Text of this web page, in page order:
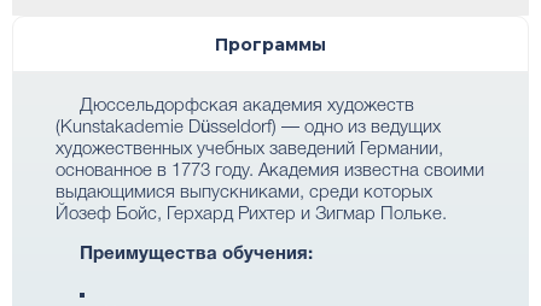
Программы
Дюссельдорфская академия художеств
(Kunstakademie Düsseldorf) — одно из ведущих
художественных учебных заведений Германии,
основанное в 1773 году. Академия известна своими
выдающимися выпускниками, среди которых
Йозеф Бойс, Герхард Рихтер и Зигмар Польке.
Преимущества обучения: